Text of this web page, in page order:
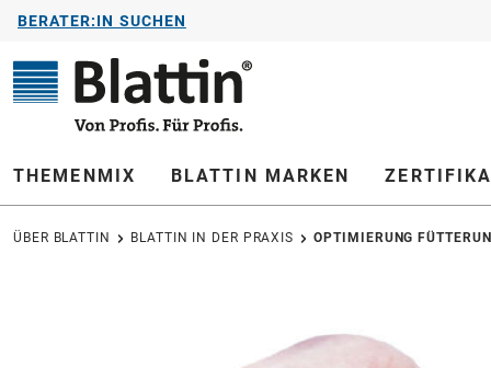
Zur Hauptnavigation springen
BERATER:IN SUCHEN
THEMENMIX BLATTIN MARKEN
ÜBER BLATTIN BLATTIN IN DER PRAXIS OPTIMIERUNG